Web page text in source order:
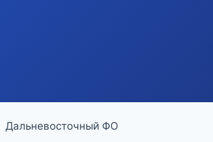
Дальневосточный ФО